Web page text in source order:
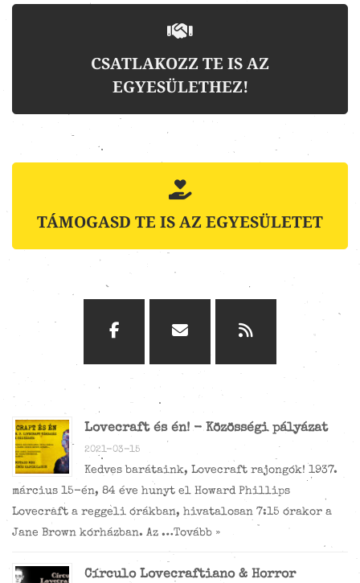
CSATLAKOZZ TE IS AZ
EGYESÜLETHEZ!
TÁMOGASD TE IS AZ EGYESÜLETET
Lovecraft és én! - Közösségi pályázat
2021-03-15
Kedves barátaink, Lovecraft rajongók! 1937.
március 15-én, 84 éve hunyt el Howard Phillips
Lovecraft a reggeli órákban, hivatalosan 7:15 órakor a
Jane Brown kórházban. Az …Tovább »
Círculo Lovecraftiano & Horror